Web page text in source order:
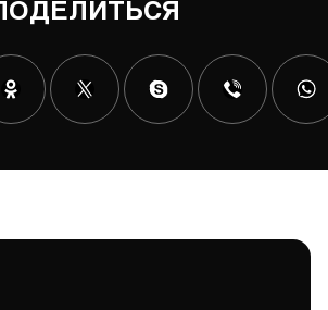
ПОДЕЛИТЬСЯ